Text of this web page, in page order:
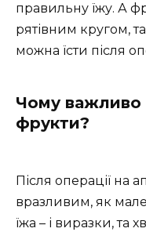
правильну їжу. А
рятівним кругом,
можна їсти після
Чому важливо
фрукти?
Після операції на
вразливим, як
їжа – і виразки, та